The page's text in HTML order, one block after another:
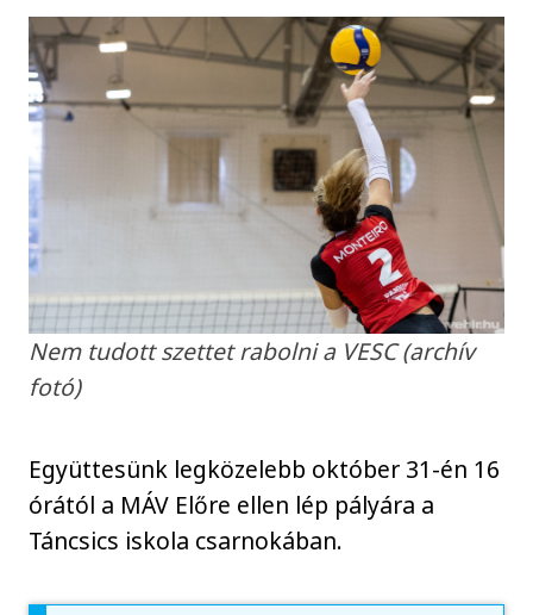
Nem tudott szettet rabolni a VESC (archív
fotó)
Együttesünk legközelebb október 31-én 16
órától a MÁV Előre ellen lép pályára a
Táncsics iskola csarnokában.